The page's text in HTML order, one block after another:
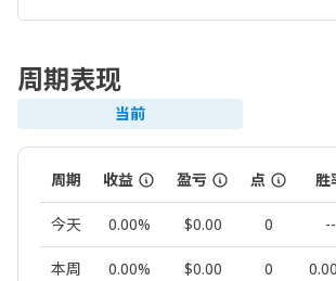
周期表现
当前
周期 收益 盈亏 点 胜
今天 0.00% $0.00 0 --
本周 0.00% $0.00 0